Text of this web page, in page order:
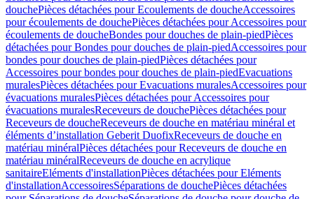
douchePièces détachées pour Ecoulements de doucheAccessoires
pour écoulements de douchePièces détachées pour Accessoires pour
écoulements de doucheBondes pour douches de plain-piedPièces
détachées pour Bondes pour douches de plain-piedAccessoires pour
bondes pour douches de plain-piedPièces détachées pour
Accessoires pour bondes pour douches de plain-piedEvacuations
muralesPièces détachées pour Evacuations muralesAccessoires pour
évacuations muralesPièces détachées pour Accessoires pour
évacuations muralesReceveurs de douchePièces détachées pour
Receveurs de doucheReceveurs de douche en matériau minéral et
éléments d’installation Geberit DuofixReceveurs de douche en
matériau minéralPièces détachées pour Receveurs de douche en
matériau minéralReceveurs de douche en acrylique
sanitaireEléments d'installationPièces détachées pour Eléments
d'installationAccessoiresSéparations de douchePièces détachées